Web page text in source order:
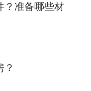
？准备哪些材
？